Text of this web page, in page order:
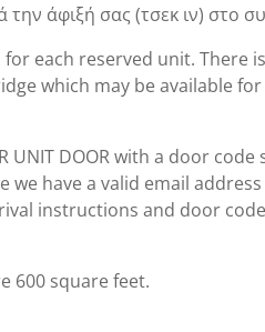
άφιξή σας (τσεκ ιν) στο
each reserved unit. There
which may be available for
UNIT DOOR with a door
we have a valid email
instructions and door
600 square feet.